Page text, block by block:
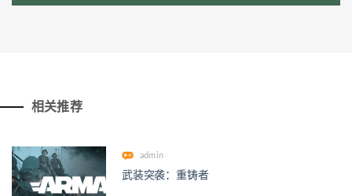
相关推荐
admin
武装突袭：重铸者